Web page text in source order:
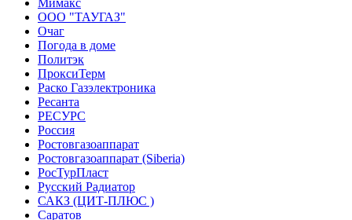
Мимакс
ООО "ТАУГАЗ"
Очаг
Погода в доме
Политэк
ПроксиТерм
Раско Газэлектроника
Ресанта
РЕСУРС
Россия
Ростовгазоаппарат
Ростовгазоаппарат (Siberia)
РосТурПласт
Русский Радиатор
САКЗ (ЦИТ-ПЛЮС )
Саратов